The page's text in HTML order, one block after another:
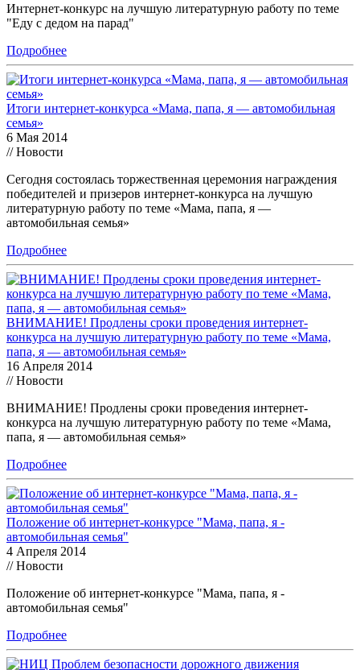
Интернет-конкурс на лучшую литературную работу по теме
"Еду с дедом на парад"
Подробнее
Итоги интернет-конкурса «Мама, папа, я — автомобильная
семья»
6 Мая 2014
// Новости
Сегодня состоялась торжественная церемония награждения
победителей и призеров интернет-конкурса на лучшую
литературную работу по теме «Мама, папа, я —
автомобильная семья»
Подробнее
ВНИМАНИЕ! Продлены сроки проведения интернет-
конкурса на лучшую литературную работу по теме «Мама,
папа, я — автомобильная семья»
16 Апреля 2014
// Новости
ВНИМАНИЕ! Продлены сроки проведения интернет-
конкурса на лучшую литературную работу по теме «Мама,
папа, я — автомобильная семья»
Подробнее
Положение об интернет-конкурсе "Мама, папа, я -
автомобильная семья"
4 Апреля 2014
// Новости
Положение об интернет-конкурсе "Мама, папа, я -
автомобильная семья"
Подробнее